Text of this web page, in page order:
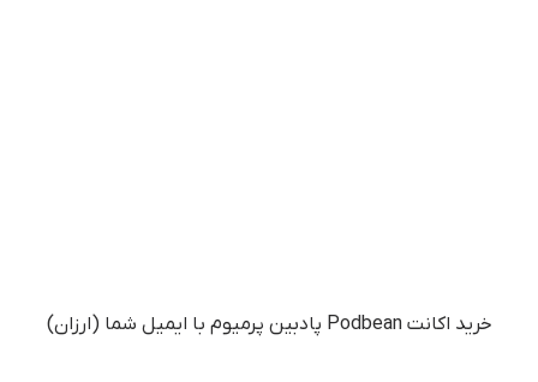
خرید اکانت Podbean پادبین پرمیوم با ایمیل شما (ارزان)